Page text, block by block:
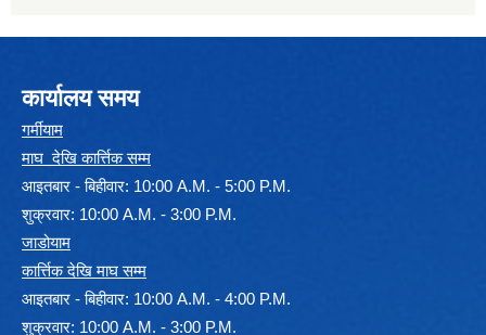
कार्यालय समय
गर्मीयाम
माघ देखि कार्त्तिक सम्म
आइतबार - बिहीवार: 10:00 A.M. - 5:00 P.M.
शुक्रवार: 10:00 A.M. - 3:00 P.M.
जाडोयाम
कार्त्तिक देखि माघ सम्म
आइतबार - बिहीवार: 10:00 A.M. - 4:00 P.M.
शुक्रवार: 10:00 A.M. - 3:00 P.M.